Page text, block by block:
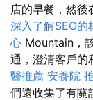
店的早餐，然
深入了解SEO的
心 Mountain，
通，澄清客戶的
醫推薦 安養院
們還收集了有關